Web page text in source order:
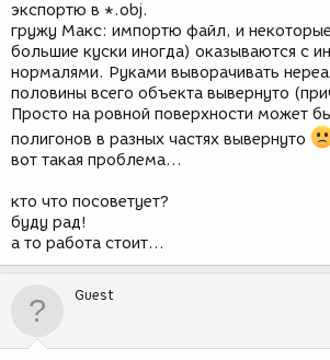
экспортю в *.obj.
гружу Макс: импортю файл, и
большие куски иногда) оказываются с
нормалями. Руками выворачивать
половины всего объекта вывернуто
Просто на ровной поверхности может
полигонов в разных частях вывернуто
вот такая проблема...
кто что посоветует?
буду рад!
а то работа стоит...
Guest